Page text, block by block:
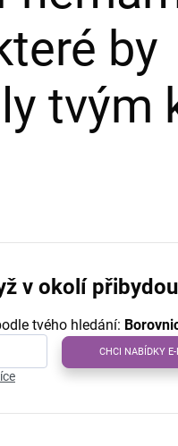
by
tvým
v okolí
tvého hledání:
CHCI NABÍDKY